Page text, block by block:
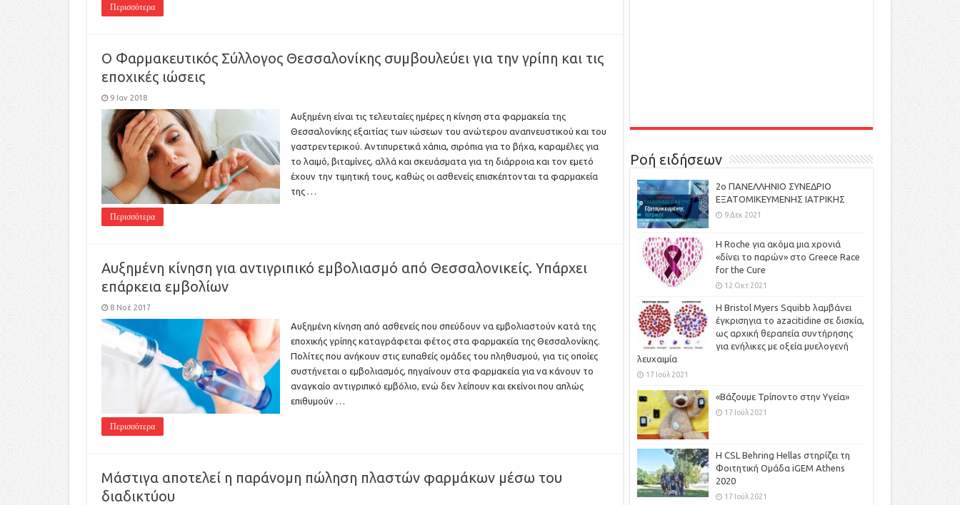
Περισσότερα
Ο Φαρμακευτικός Σύλλογος Θεσσαλονίκης συμβουλεύει για την γρίπη και τις
εποχικές ιώσεις
9 Ιαν 2018
Αυξημένη είναι τις τελευταίες ημέρες η κίνηση στα φαρμακεία της
Θεσσαλονίκης εξαιτίας των ιώσεων του ανώτερου αναπνευστικού και του
γαστρεντερικού. Αντιπυρετικά χάπια, σιρόπια για το βήχα, καραμέλες για
το λαιμό, βιταμίνες, αλλά και σκευάσματα για τη διάρροια και τον εμετό
έχουν την τιμητική τους, καθώς οι ασθενείς επισκέπτονται τα φαρμακεία
της …
Περισσότερα
Αυξημένη κίνηση για αντιγριπικό εμβολιασμό από Θεσσαλονικείς. Υπάρχει
επάρκεια εμβολίων
8 Νοέ 2017
Αυξημένη κίνηση από ασθενείς που σπεύδουν να εμβολιαστούν κατά της
εποχικής γρίπης καταγράφεται φέτος στα φαρμακεία της Θεσσαλονίκης.
Πολίτες που ανήκουν στις ευπαθείς ομάδες του πληθυσμού, για τις οποίες
συστήνεται ο εμβολιασμός, πηγαίνουν στα φαρμακεία για να κάνουν το
αναγκαίο αντιγριπικό εμβόλιο, ενώ δεν λείπουν και εκείνοι που απλώς
επιθυμούν …
Περισσότερα
Μάστιγα αποτελεί η παράνομη πώληση πλαστών φαρμάκων μέσω του
διαδικτύου
Ροή ειδήσεων
2ο ΠΑΝΕΛΛΗΝΙΟ ΣΥΝΕΔΡΙΟ
ΕΞΑΤΟΜΙΚΕΥΜΕΝΗΣ ΙΑΤΡΙΚΗΣ
9 Δεκ 2021
H Roche για ακόμα μια χρονιά
«δίνει το παρών» στο Greece Race
for the Cure
12 Οκτ 2021
Η Bristol Myers Squibb λαμβάνει
έγκρισηγια το azacitidine σε δισκία,
ως αρχική θεραπεία συντήρησης
για ενήλικες με οξεία μυελογενή
λευχαιμία
17 Ιούλ 2021
«Βάζουμε Τρίποντο στην Υγεία»
17 Ιούλ 2021
H CSL Behring Hellas στηρίζει τη
Φοιτητική Ομάδα iGEM Athens
2020
17 Ιούλ 2021